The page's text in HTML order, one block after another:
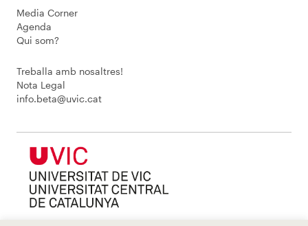
Media Corner
Agenda
Qui som?
Treballa amb nosaltres!
Nota Legal
info.beta@uvic.cat